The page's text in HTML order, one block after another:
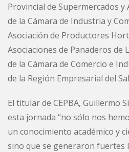
Provincial de Supermercados y
de la Cámara de Industria y
Asociación de Productores
Asociaciones de Panaderos de
de la Cámara de Comercio e
de la Región Empresarial del
El titular de CEPBA, Guillermo
esta jornada “no sólo nos
un conocimiento académico y
sino que se generaron fuertes